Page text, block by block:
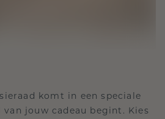
komt in een speciale
jouw cadeau begint. Kies